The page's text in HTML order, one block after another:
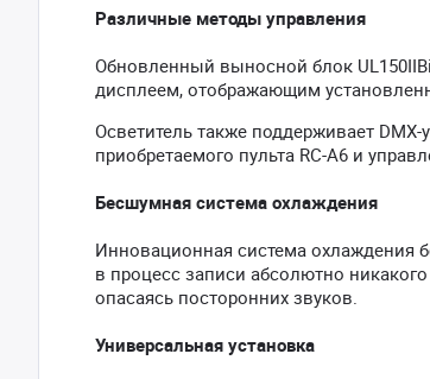
Различные методы управления
Обновленный выносной блок
дисплеем, отображающим
Осветитель также поддерживает
приобретаемого пульта RC-A6 и
Бесшумная система охлаждения
Инновационная система охлаждения
в процесс записи абсолютно
опасаясь посторонних звуков.
Универсальная установка